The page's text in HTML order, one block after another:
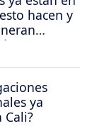
hacen y
ya